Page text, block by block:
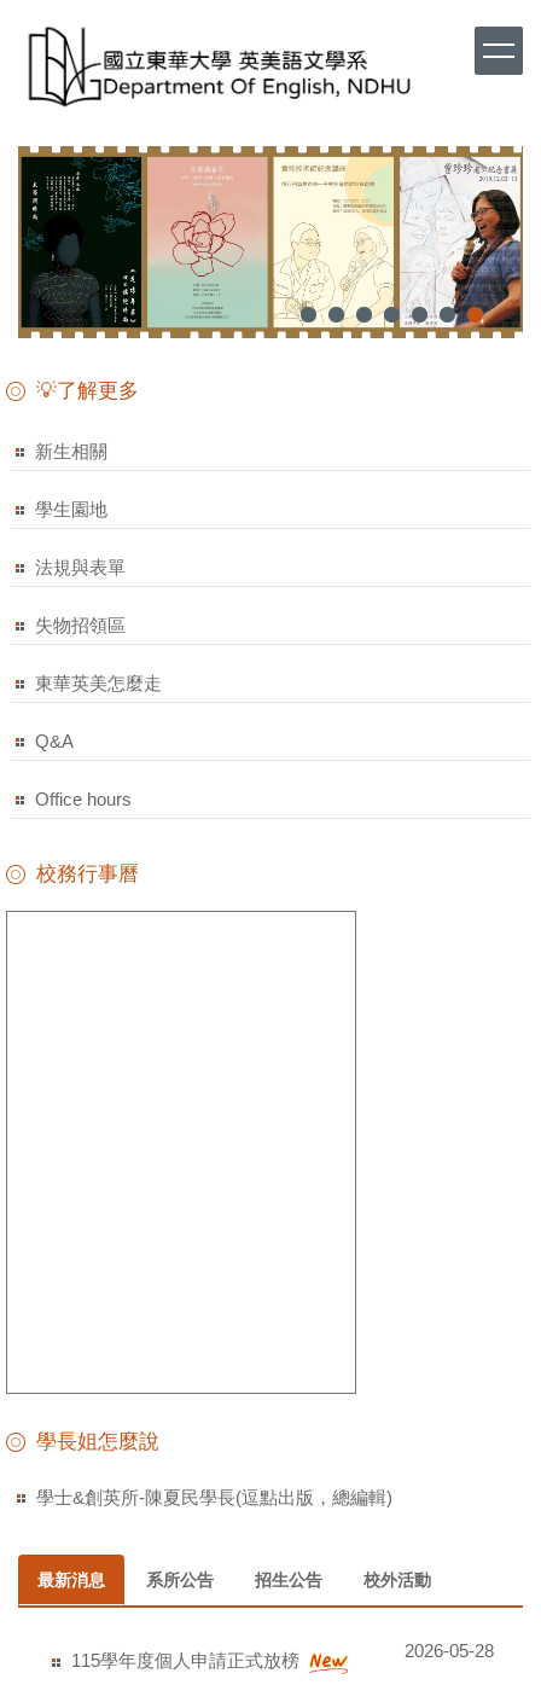
💡了解更多
新生相關
學生園地
法規與表單
失物招領區
東華英美怎麼走
Q&A
Office hours
校務行事曆
學長姐怎麼說
學士&創英所-陳夏民學長(逗點出版，總編輯)
最新消息 系所公告 招生公告 校外活動
115學年度個人申請正式放榜 2026-05-28